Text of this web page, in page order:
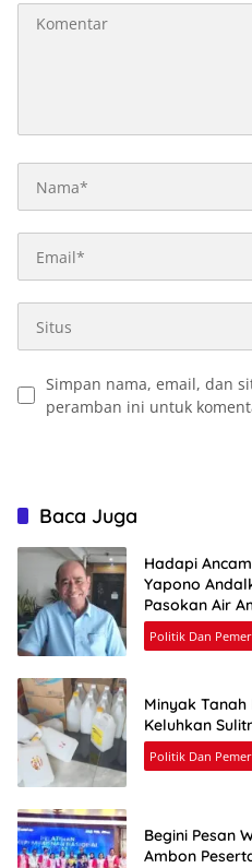
Simpan nama, email, dan
peramban ini untuk
Baca Juga
Hadapi
Yapono
Pasokan Air
Politik Dan
Minyak
Keluhkan
Politik Dan
Begini Pesan
Ambon